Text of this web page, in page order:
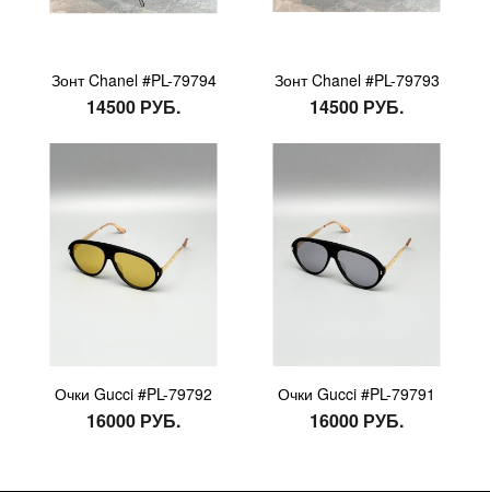
Зонт Chanel #PL-79794
14500 РУБ.
Зонт Chanel #PL-79793
14500 РУБ.
Очки Gucci #PL-79792
16000 РУБ.
Очки Gucci #PL-79791
16000 РУБ.